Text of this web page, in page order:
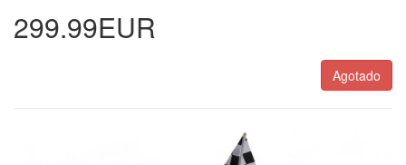
299.99EUR
Agotado